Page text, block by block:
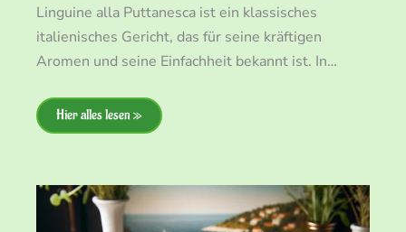
Linguine alla Puttanesca ist ein klassisches
italienisches Gericht, das für seine kräftigen
Aromen und seine Einfachheit bekannt ist. In…
Hier alles lesen »